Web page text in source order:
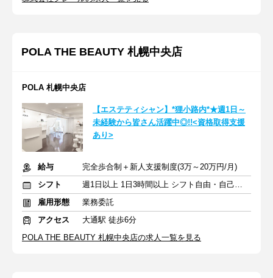
POLA THE BEAUTY 札幌中央店
POLA 札幌中央店
【エステティシャン】*狸小路内*★週1日～
未経験から皆さん活躍中◎!!<資格取得支援
あり>
給与
完全歩合制＋新人支援制度(3万～20万円/月)
シフト
週1日以上 1日3時間以上 シフト自由・自己申告
雇用形態
業務委託
アクセス
大通駅 徒歩6分
POLA THE BEAUTY 札幌中央店の求人一覧を見る